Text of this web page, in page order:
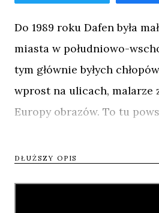
Do 1989 roku Dafen była
miasta w południowo-
tym głównie byłych
wprost na ulicach, malarze
Europy obrazów. To tu
sklepach i galeriach na
DŁUŻSZY OPIS